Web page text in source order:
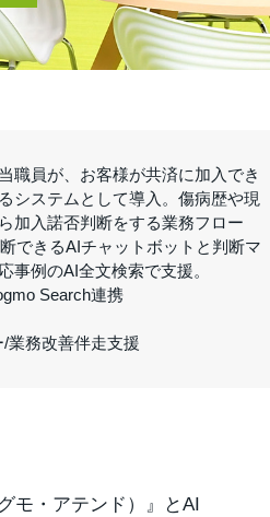
職員が、お客様が共済に加入でき
システムとして導入。傷病歴や現
加入諾否判断をする業務フロー
できるAIチャットボットと判断マ
事例のAI全文検索で支援。
Search連携
/業務改善伴走支援
モ・アテンド）』とAI